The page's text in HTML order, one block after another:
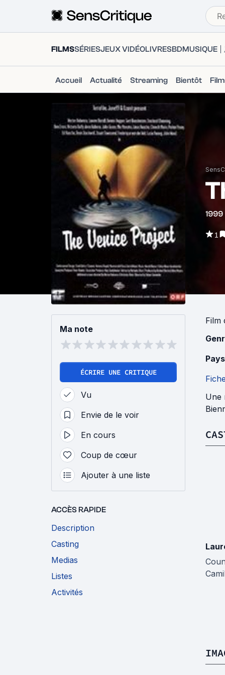
FILMSSÉRIESJEUX VIDÉOLIVRESBDMUSIQUE
Accueil Actualité Streaming Bientôt
1999
1
Ma note
ÉCRIRE UNE CRITIQUE
Vu
Envie de le voir
En cours
Coup de cœur
Ajouter à une liste
ACCÈS RAPIDE
Description
Casting
Medias
Listes
Activités
Film
Une